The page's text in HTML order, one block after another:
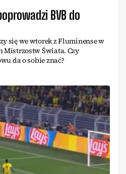
BVB do
się we wtorek z Fluminense w
Mistrzostw Świata. Czy
da o sobie znać?